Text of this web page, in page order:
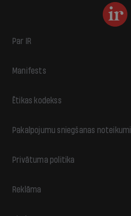
Par IR
Manifests
Ētikas kodekss
Pakalpojumu sniegšanas noteikumi
Privātuma politika
Reklāma